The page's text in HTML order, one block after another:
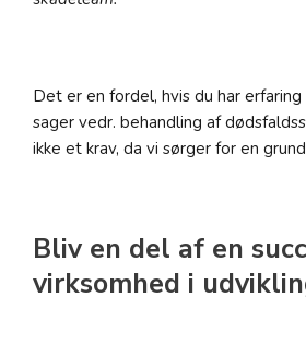
Det er en fordel, hvis du har
sager vedr. behandling af
ikke et krav, da vi sørger for en
Bliv en del af en
virksomhed i